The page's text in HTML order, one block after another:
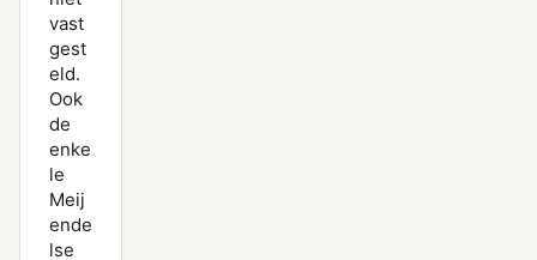
vast
gest
eld.
Ook
de
enke
le
Meij
ende
lse